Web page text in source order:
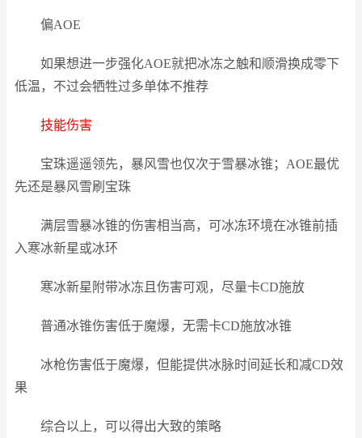
偏AOE
如果想进一步强化AOE就把冰冻之触和顺滑换成零下
低温，不过会牺牲过多单体不推荐
技能伤害
宝珠遥遥领先，暴风雪也仅次于雪暴冰锥；AOE最优
先还是暴风雪刷宝珠
满层雪暴冰锥的伤害相当高，可冰冻环境在冰锥前插
入寒冰新星或冰环
寒冰新星附带冰冻且伤害可观，尽量卡CD施放
普通冰锥伤害低于魔爆，无需卡CD施放冰锥
冰枪伤害低于魔爆，但能提供冰脉时间延长和减CD效
果
综合以上，可以得出大致的策略